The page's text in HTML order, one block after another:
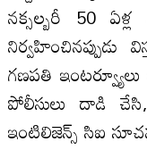
నక్సల్బరీ 50
గణపతి
పోలీసులు దాడి
ఇంటిలిజెన్స్‌ సిఐ